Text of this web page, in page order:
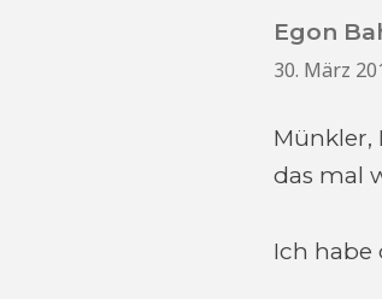
Egon
30. März
Münkler,
das mal
Ich habe